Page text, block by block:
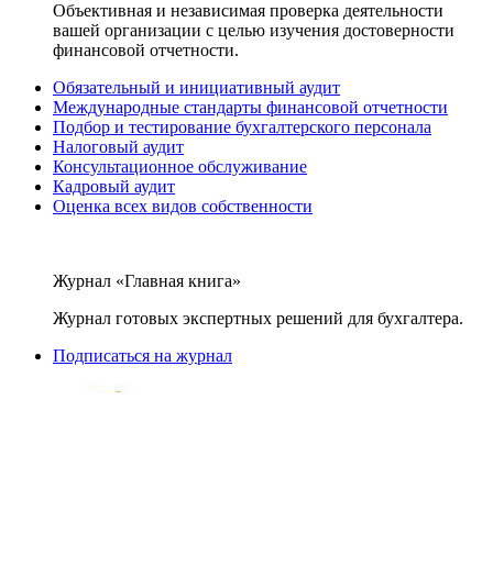
Объективная и независимая проверка деятельности
вашей организации с целью изучения достоверности
финансовой отчетности.
Обязательный и инициативный аудит
Международные стандарты финансовой отчетности
Подбор и тестирование бухгалтерского персонала
Налоговый аудит
Консультационное обслуживание
Кадровый аудит
Оценка всех видов собственности
Журнал «Главная книга»
Журнал готовых экспертных решений для бухгалтера.
Подписаться на журнал